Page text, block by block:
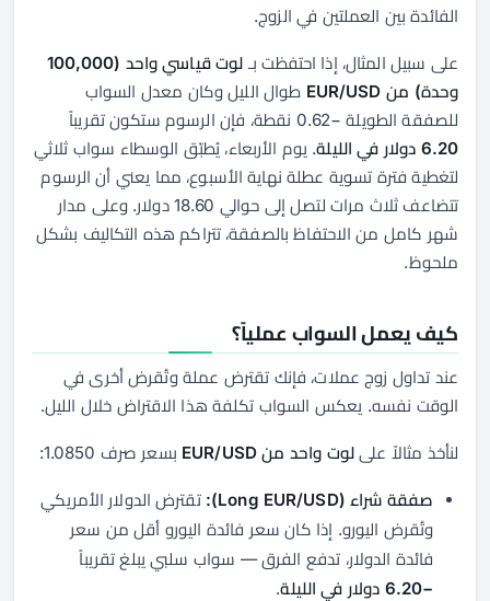
الفائدة بين العملتين في الزوج.
على سبيل المثال، إذا احتفظت بـ
لوت قياسي واحد (100,000
وحدة) من EUR/USD
طوال الليل وكان معدل السواب
للصفقة الطويلة −0.62 نقطة، فإن الرسوم ستكون تقريباً
6.20 دولار في الليلة
. يوم الأربعاء، يُطبّق الوسطاء سواب ثلاثي
لتغطية فترة تسوية عطلة نهاية الأسبوع، مما يعني أن الرسوم
تتضاعف ثلاث مرات لتصل إلى حوالي 18.60 دولار. وعلى مدار
شهر كامل من الاحتفاظ بالصفقة، تتراكم هذه التكاليف بشكل
ملحوظ.
كيف يعمل السواب عملياً؟
عند تداول زوج عملات، فإنك تقترض عملة وتُقرض أخرى في
الوقت نفسه. يعكس السواب تكلفة هذا الاقتراض خلال الليل.
لنأخذ مثالاً علىلوت واحد من EUR/USD بسعر صرف 1.0850:
صفقة شراء (Long EUR/USD):
تقترض الدولار الأمريكي
وتُقرض اليورو. إذا كان سعر فائدة اليورو أقل من سعر
فائدة الدولار، تدفع الفرق — سواب سلبي يبلغ تقريباً
−6.20 دولار في الليلة
.